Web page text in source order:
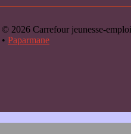
© 2026 Carrefour jeunesse-
Paparmane